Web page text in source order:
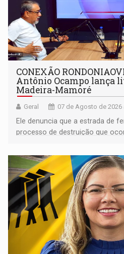
CONEXÃO
Antônio Ocampo lança
Madeira-Mamoré
Geral 07 de Agosto de 2026
Ele denuncia que a estrada de
processo de destruição que